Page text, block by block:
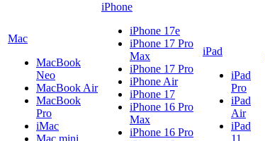
Mac
MacBook
Neo
MacBook Air
MacBook
Pro
iMac
Mac mini
iPhone
iPhone 17e
iPhone 17 Pro
Max
iPhone 17 Pro
iPhone Air
iPhone 17
iPhone 16 Pro
Max
iPhone 16 Pro
iPad
iPad
Pro
iPad
Air
iPad
11